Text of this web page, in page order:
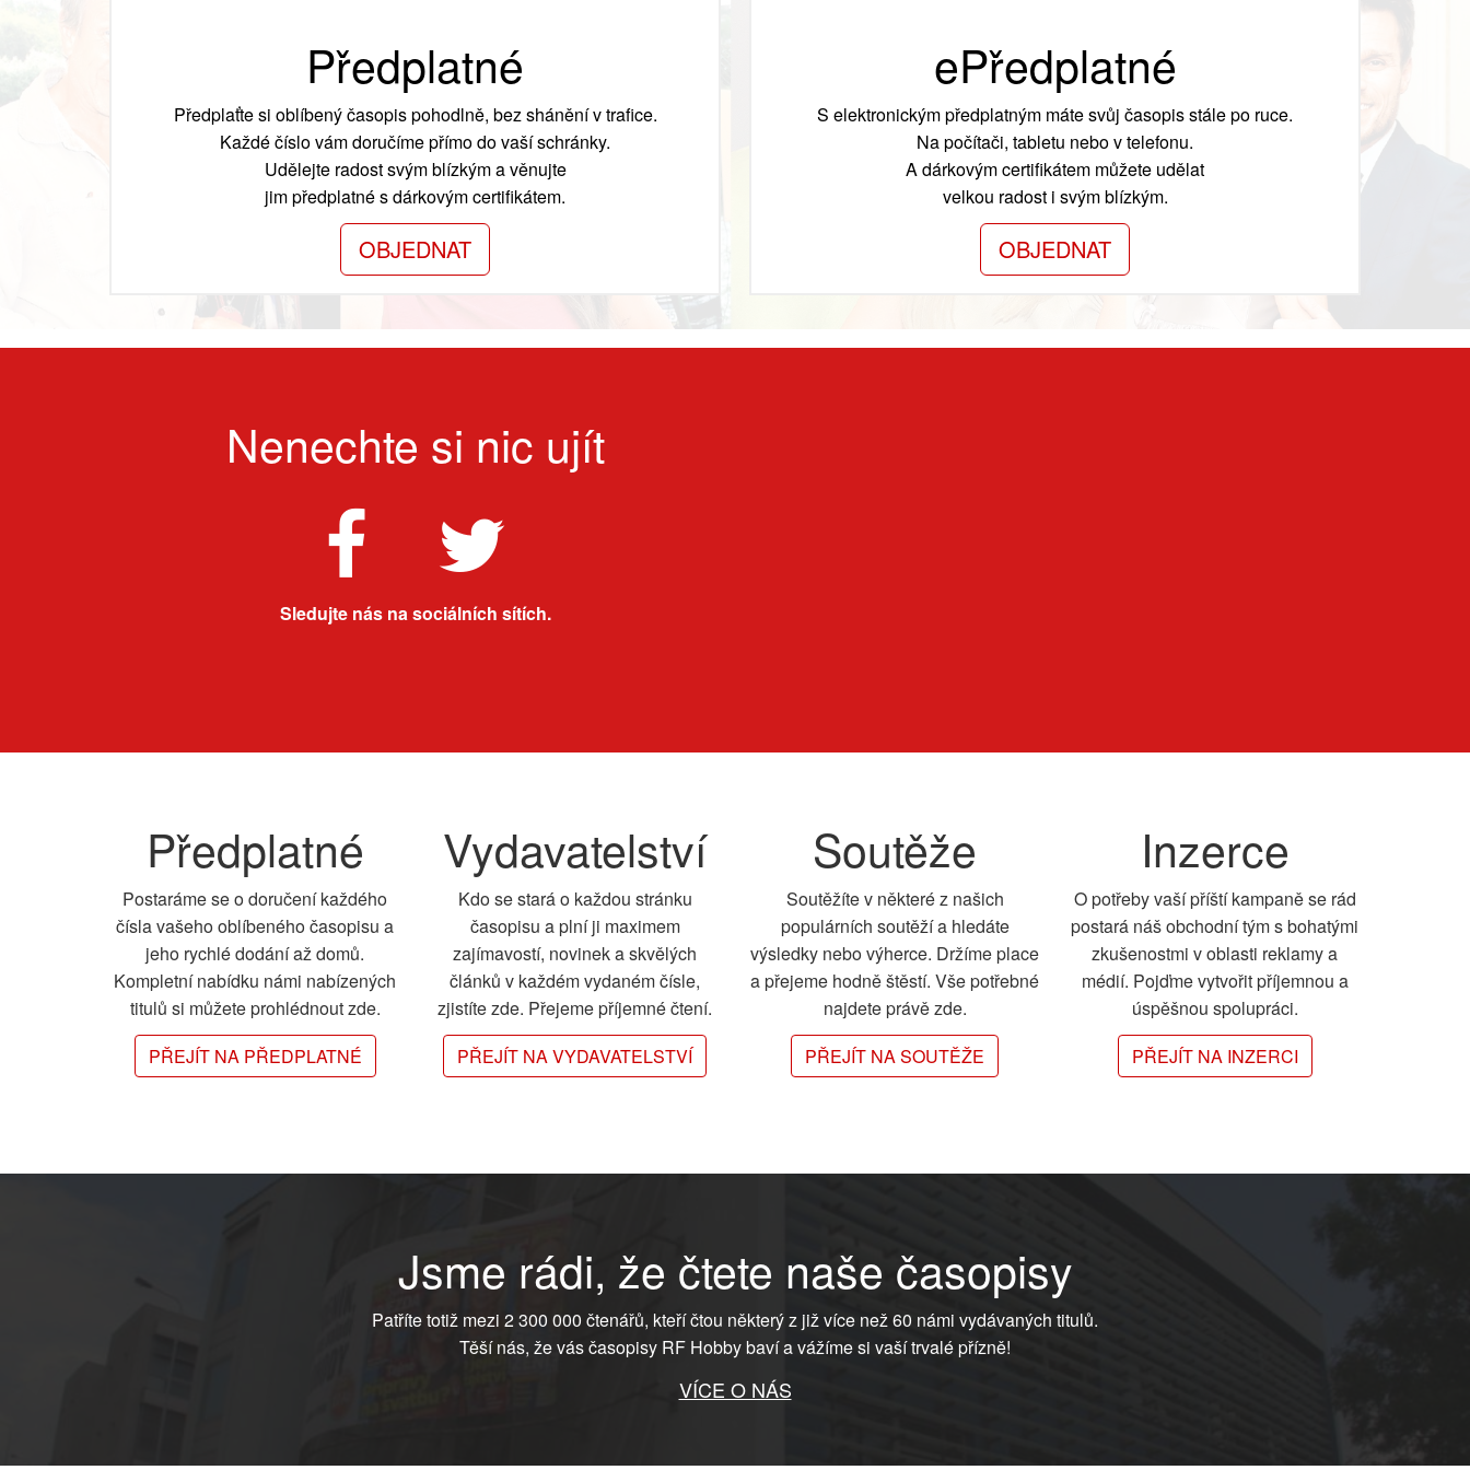
Předplatné
Předplaťte si oblíbený časopis pohodlně, bez shánění v trafice.
Každé číslo vám doručíme přímo do vaší schránky.
Udělejte radost svým blízkým a věnujte
jim předplatné s dárkovým certifikátem.
OBJEDNAT
ePředplatné
S elektronickým předplatným máte svůj časopis stále po ruce.
Na počítači, tabletu nebo v telefonu.
A dárkovým certifikátem můžete udělat
velkou radost i svým blízkým.
OBJEDNAT
Nenechte si nic ujít
Sledujte nás na sociálních sítích.
Předplatné
Postaráme se o doručení každého
čísla vašeho oblíbeného časopisu a
jeho rychlé dodání až domů.
Kompletní nabídku námi nabízených
titulů si můžete prohlédnout zde.
PŘEJÍT NA PŘEDPLATNÉ
Vydavatelství
Kdo se stará o každou stránku
časopisu a plní ji maximem
zajímavostí, novinek a skvělých
článků v každém vydaném čísle,
zjistíte zde. Přejeme příjemné čtení.
PŘEJÍT NA VYDAVATELSTVÍ
Soutěže
Soutěžíte v některé z našich
populárních soutěží a hledáte
výsledky nebo výherce. Držíme place
a přejeme hodně štěstí. Vše potřebné
najdete právě zde.
PŘEJÍT NA SOUTĚŽE
Inzerce
O potřeby vaší příští kampaně se rád
postará náš obchodní tým s bohatými
zkušenostmi v oblasti reklamy a
médií. Pojďme vytvořit příjemnou a
úspěšnou spolupráci.
PŘEJÍT NA INZERCI
Jsme rádi, že čtete naše časopisy
Patříte totiž mezi 2 300 000 čtenářů, kteří čtou některý z již více než 60 námi vydávaných titulů.
Těší nás, že vás časopisy RF Hobby baví a vážíme si vaší trvalé přízně!
VÍCE O NÁS